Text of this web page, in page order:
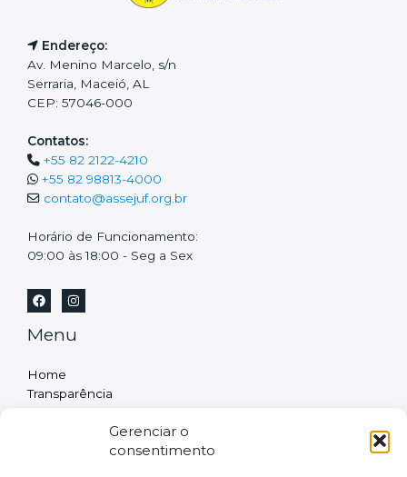
Gerenciar o
consentimento
Endereço:
Av. Menino Marcelo, s/n
Serraria, Maceió, AL
CEP: 57046-000
Contatos:
+55 82 2122-4210
+55 82 98813-4000
contato@assejuf.org.br
Horário de Funcionamento:
09:00 às 18:00 - Seg a Sex
Menu
Home
Transparência
A Associação